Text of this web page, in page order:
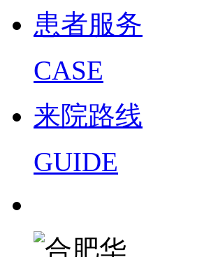
患者服务
CASE
来院路线
GUIDE